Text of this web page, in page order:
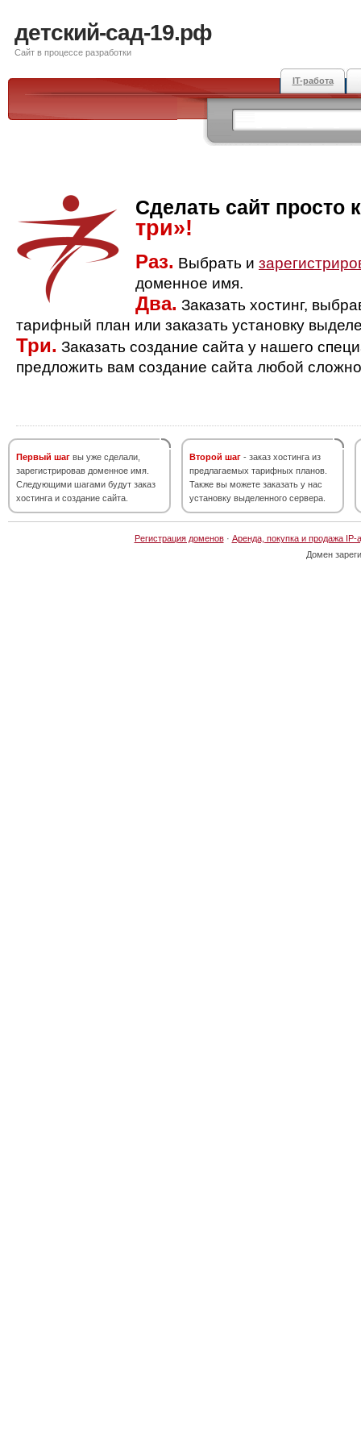
детский-сад-19.рф
Сайт в процессе разработки
IT-работа
Сделать сайт просто
три»!
Раз. Выбрать и
доменное имя.
Два. Заказать хостинг,
тарифный план или заказать установку
Три. Заказать создание сайта у нашего
предложить вам создание сайта любой
Первый шаг вы уже сделали,
зарегистрировав доменное имя.
Следующими шагами будут заказ
хостинга и создание сайта.
Второй шаг - заказ хостинга из
предлагаемых тарифных планов.
Также вы можете заказать у нас
установку выделенного сервера.
Регистрация доменов· Аренда, покупка и продажа IP-
Домен